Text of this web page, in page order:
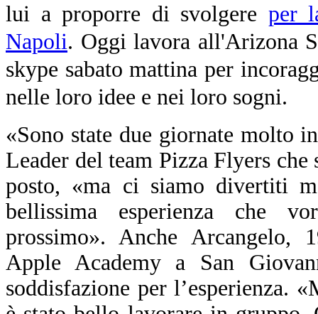
lui a proporre di svolgere per
Napoli. Oggi lavora all'Arizona
skype sabato mattina per
nelle loro idee e nei loro sogni.
«Sono state due giornate molto
Leader del team Pizza Flyers
posto, «ma ci siamo divertiti
bellissima esperienza che
prossimo». Anche Arcangelo,
Apple Academy a San
soddisfazione per l’esperienza.